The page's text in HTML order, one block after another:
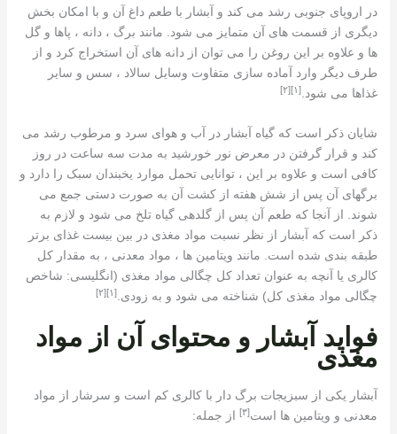
در اروپای جنوبی رشد می کند و آبشار با طعم داغ آن و با امکان بخش
دیگری از قسمت های آن متمایز می شود. مانند برگ ، دانه ، پاها و گل
ها و علاوه بر این روغن را می توان از دانه های آن استخراج کرد و از
طرف دیگر وارد آماده سازی متفاوت وسایل سالاد ، سس و سایر
غذاها می شود. [١] [٢]
شایان ذکر است که گیاه آبشار در آب و هوای سرد و مرطوب رشد می
کند و قرار گرفتن در معرض نور خورشید به مدت سه ساعت در روز
کافی است و علاوه بر این ، توانایی تحمل موارد یخبندان سبک را دارد و
برگهای آن پس از شش هفته از کشت آن به صورت دستی جمع می
شوند. از آنجا که طعم آن پس از گلدهی گیاه تلخ می شود و لازم به
ذکر است که آبشار از نظر نسبت مواد مغذی در بین بیست غذای برتر
طبقه بندی شده است. مانند ویتامین ها ، مواد معدنی ، به مقدار کل
کالری یا آنچه به عنوان تعداد کل چگالی مواد مغذی (انگلیسی: شاخص
چگالی مواد مغذی کل) شناخته می شود و به زودی.[١] [٢]
فواید آبشار و محتوای آن از مواد
مغذی
آبشار یکی از سبزیجات برگ دار با کالری کم است و سرشار از مواد
معدنی و ویتامین ها است[٣] از جمله: